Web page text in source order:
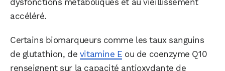
accéléré.
Certains biomarqueurs comme les taux sanguins
de glutathion, de vitamine E ou de coenzyme Q10
renseignent sur la capacité antioxydante de